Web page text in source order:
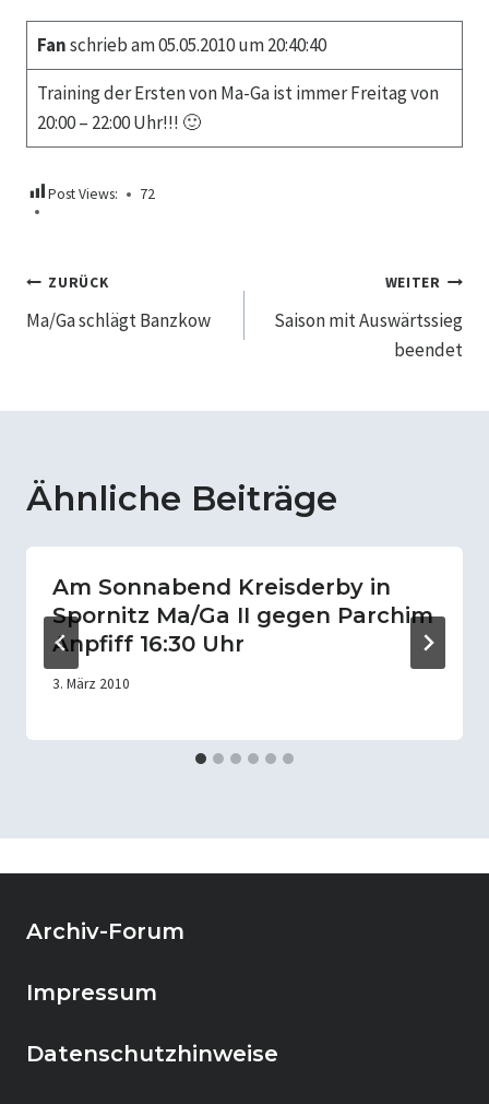
Fanschrieb am 05.05.2010 um 20:40:40
Training der Ersten von Ma-Ga ist immer Freitag von
20:00 – 22:00 Uhr!!! 🙂
Post Views: 72
Beitragsnavigation
ZURÜCK
Ma/Ga schlägt Banzkow
WEITER
Saison mit Auswärtssieg
beendet
Ähnliche Beiträge
Am Sonnabend Kreisderby in
Spornitz Ma/Ga II gegen Parchim
Anpfiff 16:30 Uhr
3. März 2010
Archiv-Forum
Impressum
Datenschutzhinweise